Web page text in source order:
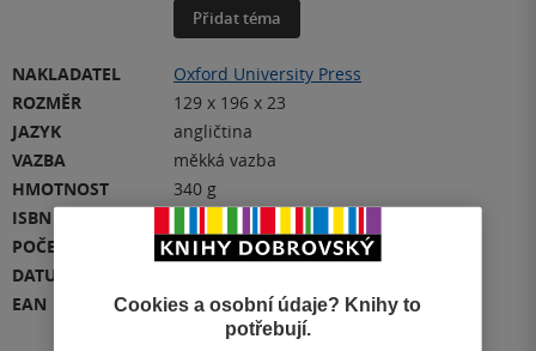
Přidat téma
NAKLADATEL
Oxford University Press
ROZMĚR
129 x 196 x 23
JAZYK
angličtina
VAZBA
měkká vazba
HMOTNOST
340 g
ISBN
POČET STRAN
496
DATUM VYDÁNÍ
EAN
9780199536306
Cookies a osobní údaje? Knihy to
potřebují.